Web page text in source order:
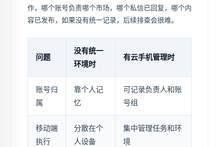
作，哪个账号负责哪个市场，哪个私信已回复，哪个内
容已发布，如果没有统一记录，后续排查会很难。
问题
没有统一
环境时
有云手机管理时
账号归
属
靠个人记
忆
可记录负责人和账
号组
移动端
执行
分散在个
人设备
集中管理任务和环
境